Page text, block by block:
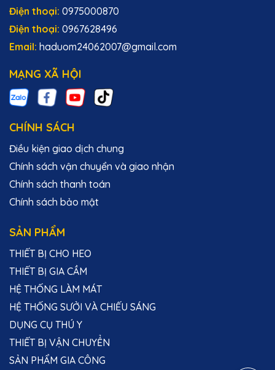
Điện thoại: 0975000870
Điện thoại: 0967628496
Email: haduom24062007@gmail.com
MẠNG XÃ HỘI
CHÍNH SÁCH
Điều kiện giao dịch chung
Chính sách vận chuyển và giao nhận
Chính sách thanh toán
Chính sách bảo mật
SẢN PHẨM
THIẾT BỊ CHO HEO
THIẾT BỊ GIA CẦM
HỆ THỐNG LÀM MÁT
HỆ THỐNG SƯỞI VÀ CHIẾU SÁNG
DỤNG CỤ THÚ Y
THIẾT BỊ VẬN CHUYỂN
SẢN PHẨM GIA CÔNG